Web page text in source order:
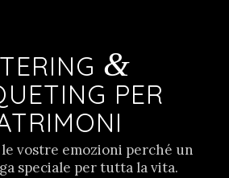
&
PER
le vostre emozioni perché un
speciale per tutta la vita.